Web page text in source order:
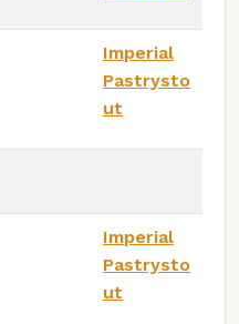
Imperial
Pastrysto
ut
Imperial
Pastrysto
ut